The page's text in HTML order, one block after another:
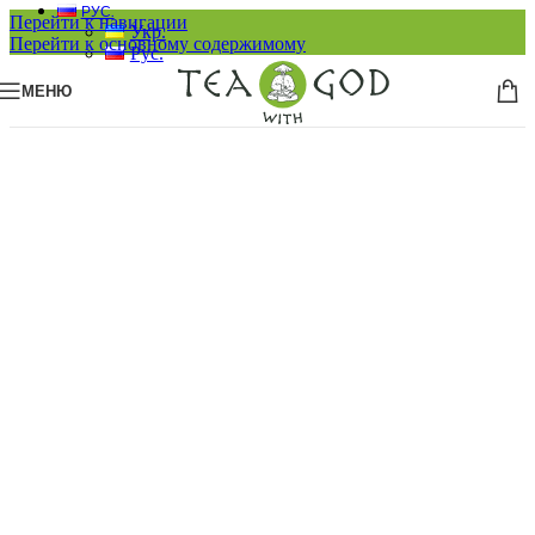
Перейти к навигации
Перейти к основному содержимому
РУС.
Укр.
Рус.
МЕНЮ